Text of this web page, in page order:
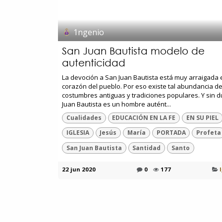
1ngenio
San Juan Bautista modelo de
autenticidad
La devoción a San Juan Bautista está muy arraigada
corazón del pueblo. Por eso existe tal abundancia de
costumbres antiguas y tradiciones populares. Y sin
Juan Bautista es un hombre autént...
Cualidades EDUCACIÓN EN LA FE
EN SU PIEL
IGLESIA
Jesús María PORTADA
Profeta
San Juan Bautista
Santidad Santo
22 jun 2020 0 177